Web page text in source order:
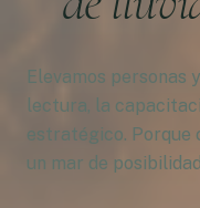
Elevamos personas
lectura, la
estratégico. Porque
un mar de